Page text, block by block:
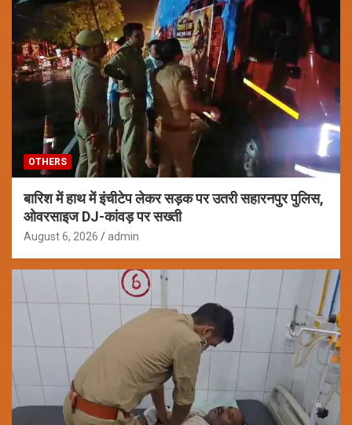
OTHERS
बारिश में हाथ में इंचीटेप लेकर सड़क पर उतरी सहारनपुर पुलिस,
ओवरसाइज DJ-कांवड़ पर सख्ती
August 6, 2026 admin